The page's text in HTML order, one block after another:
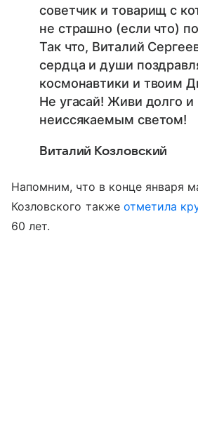
советчик и товарищ с
не страшно (если что)
Так что, Виталий
сердца и души
космонавтики и твоим
Не угасай! Живи долго
неиссякаемым светом!
Виталий Козловский
Напомним, что в конце января
Козловского также отметила
60 лет.